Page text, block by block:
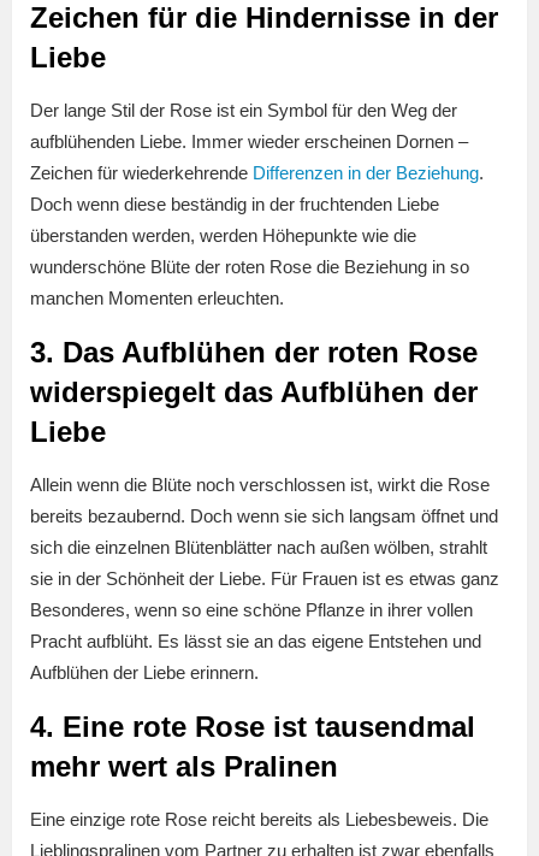
Zeichen für die Hindernisse in der
Liebe
Der lange Stil der Rose ist ein Symbol für den Weg der
aufblühenden Liebe. Immer wieder erscheinen Dornen –
Zeichen für wiederkehrende Differenzen in der Beziehung.
Doch wenn diese beständig in der fruchtenden Liebe
überstanden werden, werden Höhepunkte wie die
wunderschöne Blüte der roten Rose die Beziehung in so
manchen Momenten erleuchten.
3. Das Aufblühen der roten Rose
widerspiegelt das Aufblühen der
Liebe
Allein wenn die Blüte noch verschlossen ist, wirkt die Rose
bereits bezaubernd. Doch wenn sie sich langsam öffnet und
sich die einzelnen Blütenblätter nach außen wölben, strahlt
sie in der Schönheit der Liebe. Für Frauen ist es etwas ganz
Besonderes, wenn so eine schöne Pflanze in ihrer vollen
Pracht aufblüht. Es lässt sie an das eigene Entstehen und
Aufblühen der Liebe erinnern.
4. Eine rote Rose ist tausendmal
mehr wert als Pralinen
Eine einzige rote Rose reicht bereits als Liebesbeweis. Die
Lieblingspralinen vom Partner zu erhalten ist zwar ebenfalls